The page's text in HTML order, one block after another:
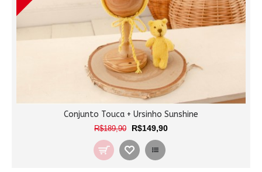
Conjunto Touca + Ursinho Sunshine
R$189,90 R$149,90